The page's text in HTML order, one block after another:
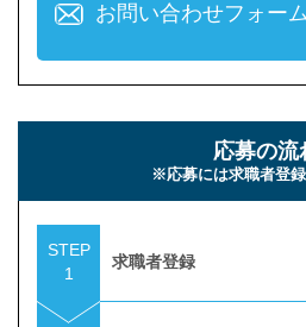
お問い合わせフォー
応募の流
※応募には求職者登
STEP
1
求職者登録